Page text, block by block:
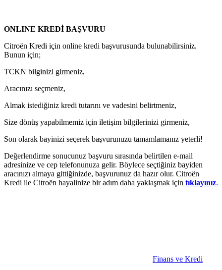
ONLINE KREDİ BAŞVURU
Citroën Kredi için online kredi başvurusunda bulunabilirsiniz.
Bunun için;
TCKN bilginizi girmeniz,
Aracınızı seçmeniz,
Almak istediğiniz kredi tutarını ve vadesini belirtmeniz,
Size dönüş yapabilmemiz için iletişim bilgilerinizi girmeniz,
Son olarak bayinizi seçerek başvurunuzu tamamlamanız yeterli!
Değerlendirme sonucunuz başvuru sırasında belirtilen e-mail
adresinize ve cep telefonunuza gelir. Böylece seçtiğiniz bayiden
aracınızı almaya gittiğinizde, başvurunuz da hazır olur. Citroën
Kredi ile Citroën hayalinize bir adım daha yaklaşmak için tıklayınız.
Finans ve Kredi